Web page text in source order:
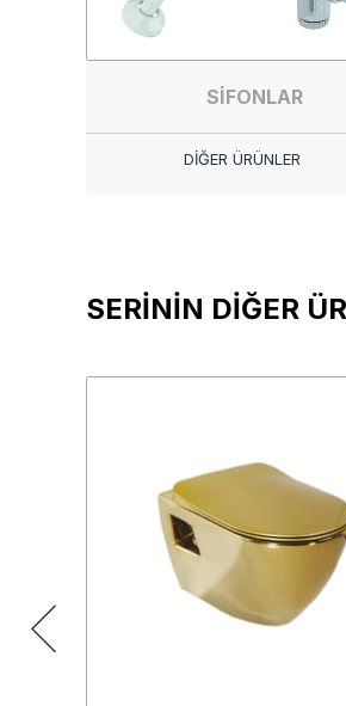
SİFONLAR
DİĞER ÜRÜNLER
SERİNİN DİĞER